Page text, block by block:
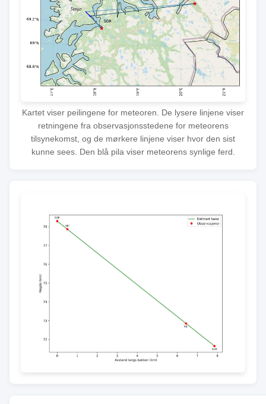
Kartet viser peilingene for meteoren. De lysere linjene viser
retningene fra observasjonsstedene for meteorens
tilsynekomst, og de mørkere linjene viser hvor den sist
kunne sees. Den blå pila viser meteorens synlige ferd.